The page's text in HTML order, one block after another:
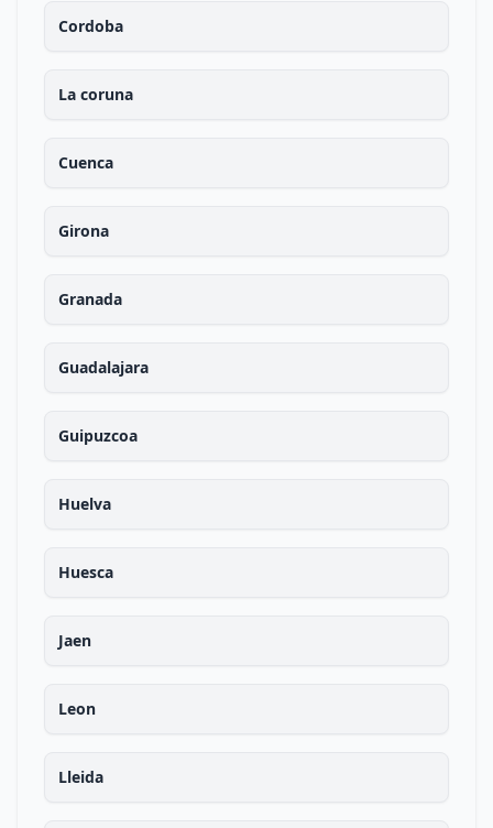
Cordoba
La coruna
Cuenca
Girona
Granada
Guadalajara
Guipuzcoa
Huelva
Huesca
Jaen
Leon
Lleida